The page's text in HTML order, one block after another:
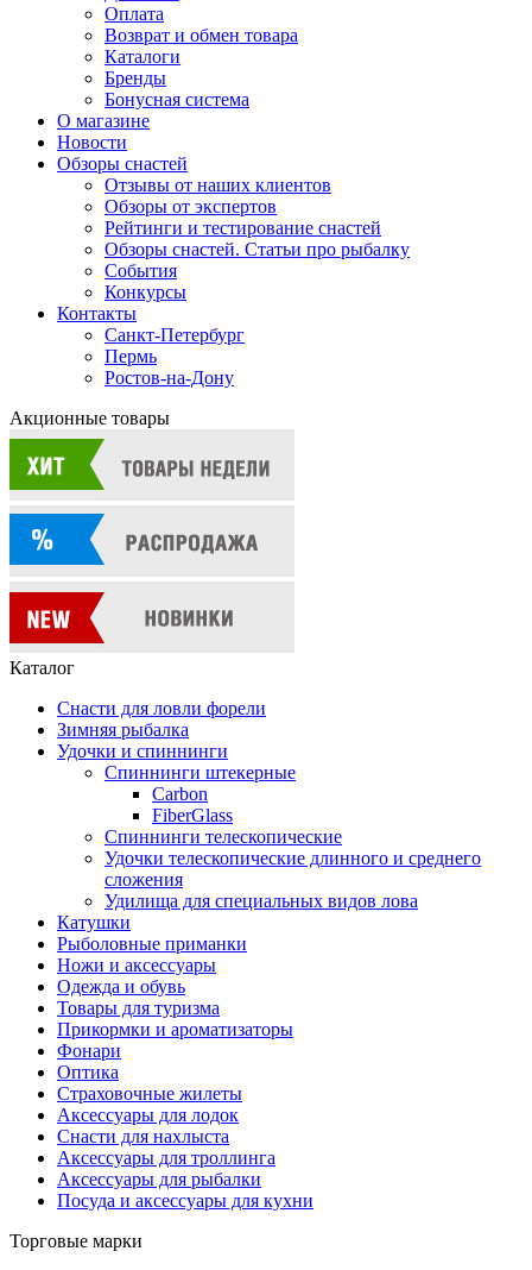
Оплата
Возврат и обмен товара
Каталоги
Бренды
Бонусная система
О магазине
Новости
Обзоры снастей
Отзывы от наших клиентов
Обзоры от экспертов
Рейтинги и тестирование снастей
Обзоры снастей. Статьи про рыбалку
События
Конкурсы
Контакты
Санкт-Петербург
Пермь
Ростов-на-Дону
Акционные товары
Каталог
Снасти для ловли форели
Зимняя рыбалка
Удочки и спиннинги
Спиннинги штекерные
Carbon
FiberGlass
Спиннинги телескопические
Удочки телескопические длинного и среднего
сложения
Удилища для специальных видов лова
Катушки
Рыболовные приманки
Ножи и аксессуары
Одежда и обувь
Товары для туризма
Прикормки и ароматизаторы
Фонари
Оптика
Страховочные жилеты
Аксессуары для лодок
Снасти для нахлыста
Аксессуары для троллинга
Аксессуары для рыбалки
Посуда и аксессуары для кухни
Торговые марки